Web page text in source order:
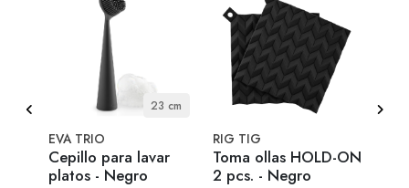
23 cm
EVA TRIO
Cepillo para lavar
platos - Negro
RIG TIG
Toma ollas HOLD-ON
2 pcs. - Negro